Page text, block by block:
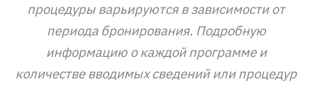
процедуры варьируются в зависимости от
периода бронирования. Подробную
информацию о каждой программе и
количестве вводимых сведений или процедур